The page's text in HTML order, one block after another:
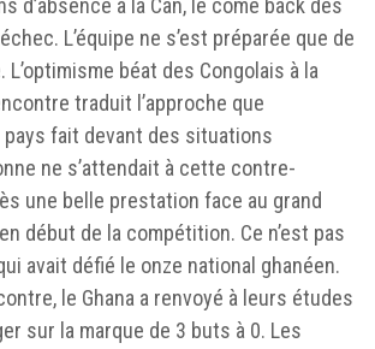
d’absence à la Can, le come back des
L’équipe ne s’est préparée que de
béat des Congolais à la
traduit l’approche que
pays fait devant des situations
ne s’attendait à cette contre-
une belle prestation face au grand
début de la compétition. Ce n’est pas
avait défié le onze national ghanéen.
le Ghana a renvoyé à leurs études
sur la marque de 3 buts à 0. Les